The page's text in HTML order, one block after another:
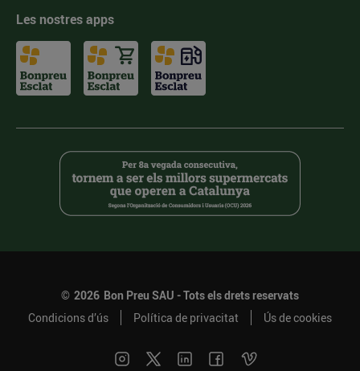
Les nostres apps
© 2026 Bon Preu SAU - Tots els drets reservats
Condicions d’ús
Política de privacitat Ús de cookies